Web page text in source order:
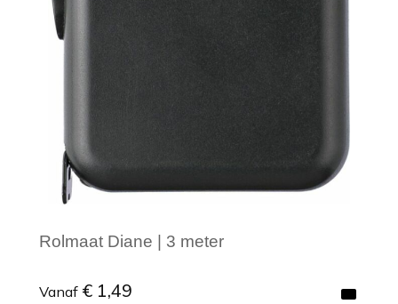
Rolmaat Diane | 3 meter
Vanaf € 1,49